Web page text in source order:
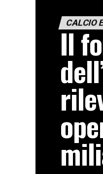
CALCIO
Il